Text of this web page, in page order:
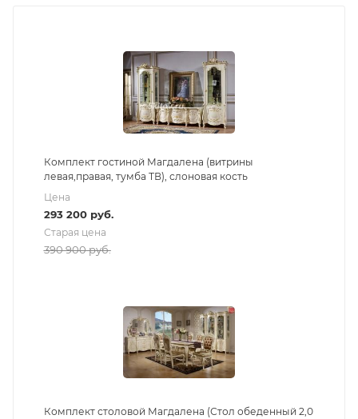
Комплект гостиной Магдалена (витрины
левая,правая, тумба ТВ), слоновая кость
Цена
293 200руб.
Старая цена
390 900руб.
Комплект столовой Магдалена (Стол обеденный 2,0